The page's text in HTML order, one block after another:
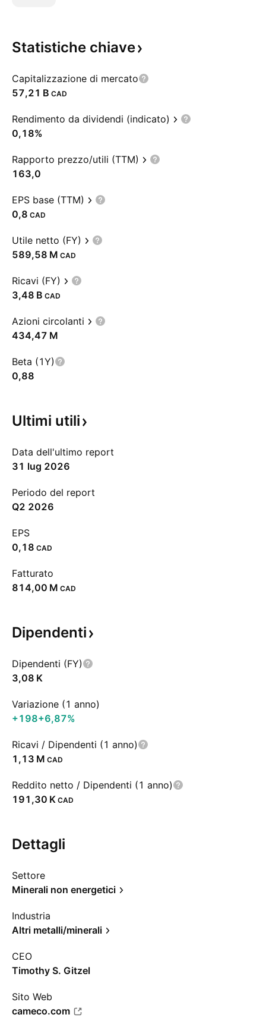
Statistiche chiave
Capitalizzazione di mercato
‪57,21 B‬ CAD
Rendimento da dividendi (indicato)
0,18%
Rapporto prezzo/utili (TTM)
163,0
EPS base (TTM)
0,8 CAD
Utile netto (FY)
‪589,58 M‬ CAD
Ricavi (FY)
‪3,48 B‬ CAD
Azioni circolanti
‪434,47 M‬
Beta (1Y)
0,88
Ultimi utili
Data dell'ultimo report
31 lug 2026
Periodo del report
Q2 2026
EPS
0,18 CAD
Fatturato
‪814,00 M‬ CAD
Dipendenti
Dipendenti (FY)
‪3,08 K‬
Variazione (1 anno)
+198+6,87%
Ricavi / Dipendenti (1 anno)
‪1,13 M‬ CAD
Reddito netto / Dipendenti (1 anno)
‪191,30 K‬ CAD
Dettagli
Settore
Minerali non energetici
Industria
Altri metalli/minerali
CEO
Timothy S. Gitzel
Sito Web
cameco.com